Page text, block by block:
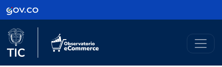
Logo Gobierno de Colombia
Logo del Ministerio TIC Logo Observatorio eCommerce